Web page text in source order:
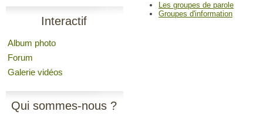
Interactif
Album photo
Forum
Galerie vidéos
Qui sommes-nous ?
Les groupes de parole
Groupes d'information